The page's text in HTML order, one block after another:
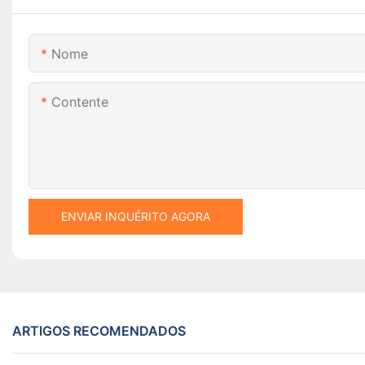
Nome
Contente
ENVIAR INQUÉRITO AGORA
ARTIGOS RECOMENDADOS